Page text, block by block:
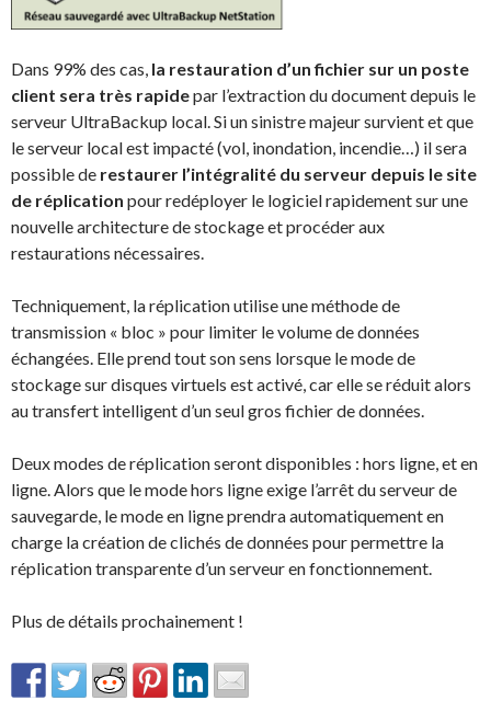
Dans 99% des cas, la restauration d’un fichier sur un poste
client sera très rapidepar l’extraction du document depuis le
serveur UltraBackup local. Si un sinistre majeur survient et que
le serveur local est impacté (vol, inondation, incendie…) il sera
possible de restaurer l’intégralité du serveur depuis le site
de réplication pour redéployer le logiciel rapidement sur une
nouvelle architecture de stockage et procéder aux
restaurations nécessaires.
Techniquement, la réplication utilise une méthode de
transmission « bloc » pour limiter le volume de données
échangées. Elle prend tout son sens lorsque le mode de
stockage sur disques virtuels est activé, car elle se réduit alors
au transfert intelligent d’un seul gros fichier de données.
Deux modes de réplication seront disponibles : hors ligne, et en
ligne. Alors que le mode hors ligne exige l’arrêt du serveur de
sauvegarde, le mode en ligne prendra automatiquement en
charge la création de clichés de données pour permettre la
réplication transparente d’un serveur en fonctionnement.
Plus de détails prochainement !